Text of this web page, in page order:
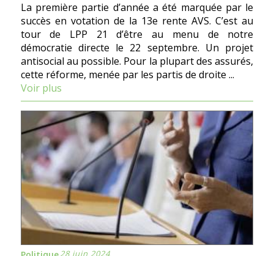
La première partie d’année a été marquée par le
succès en votation de la 13e rente AVS. C’est au
tour de LPP 21 d’être au menu de notre
démocratie directe le 22 septembre. Un projet
antisocial au possible. Pour la plupart des assurés,
cette réforme, menée par les partis de droite ...
Voir plus
28 juin 2024